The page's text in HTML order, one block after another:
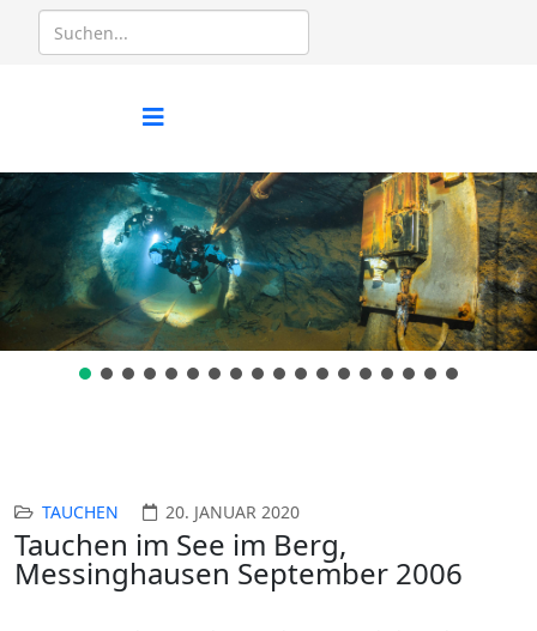
TAUCHEN 20. JANUAR 2020
Tauchen im See im Berg,
Messinghausen September 2006